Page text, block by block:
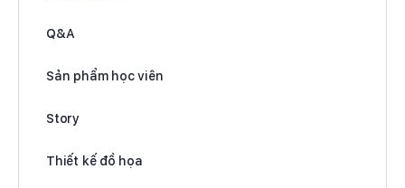
Q&A
Sản phẩm học viên
Story
Thiết kế đồ họa